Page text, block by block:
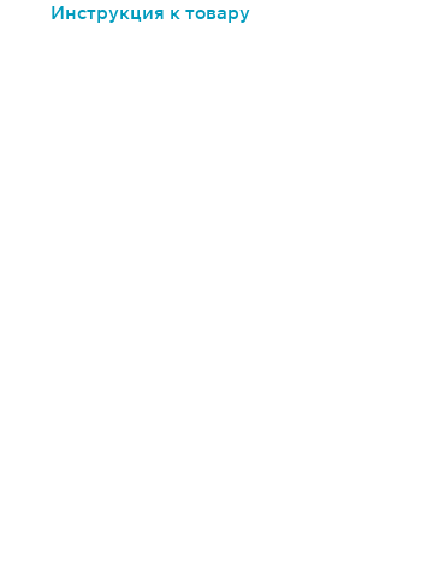
Инструкция к товару